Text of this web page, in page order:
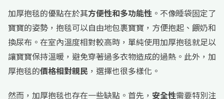
加厚抱毯的優點在於其方便性和多功能性 。不像睡袋固定了
寶寶的姿勢，抱毯可以自由地包裹寶寶，方便抱起、餵奶和
換尿布。在室內溫度相對較高時，單純使用加厚抱毯就足以
讓寶寶保持溫暖，避免穿著過多衣物造成的過熱。此外，加
厚抱毯的價格相對親民 ，選擇也很多樣化。
然而，加厚抱毯也存在一些缺點。首先， 安全性需要特別注